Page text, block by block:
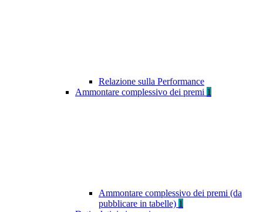
Relazione sulla Performance
Ammontare complessivo dei premi 1
Ammontare complessivo dei premi (da
pubblicare in tabelle) 1